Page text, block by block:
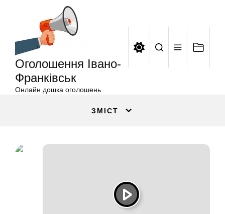
Оголошення Івано-
Франківськ
Онлайн дошка оголошень
ЗМІСТ